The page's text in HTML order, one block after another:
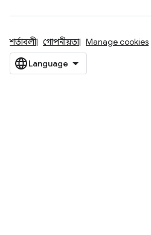
শর্তাবলী গোপনীয়তা Manage cookies